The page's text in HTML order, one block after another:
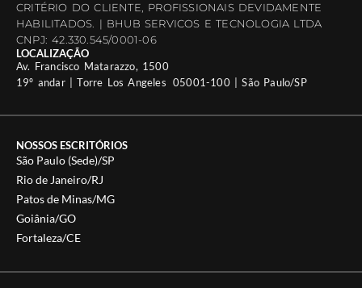
CRITÉRIO DO CLIENTE, PROFISSIONAIS DEVIDAMENTE
HABILITADOS. | BHUB SERVICOS E TECNOLOGIA LTDA
CNPJ: 42.330.545/0001-06
LOCALIZAÇÃO
Av. Francisco Matarazzo, 1500
19º andar | Torre Los Angeles 05001-100 | São Paulo/SP
NOSSOS ESCRITÓRIOS
São Paulo (Sede)/SP
Rio de Janeiro/RJ
Patos de Minas/MG
Goiânia/GO
Fortaleza/CE